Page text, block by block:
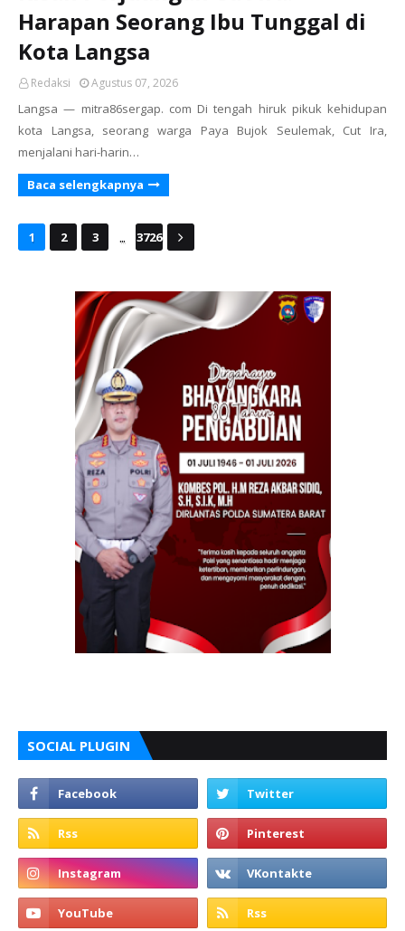
Harapan Seorang Ibu Tunggal di
Kota Langsa
Redaksi Agustus 07, 2026
Langsa — mitra86sergap. com Di tengah hiruk pikuk kehidupan
kota Langsa, seorang warga Paya Bujok Seulemak, Cut Ira,
menjalani hari-harin…
Baca selengkapnya
1 2 3 ... 3726
SOCIAL PLUGIN